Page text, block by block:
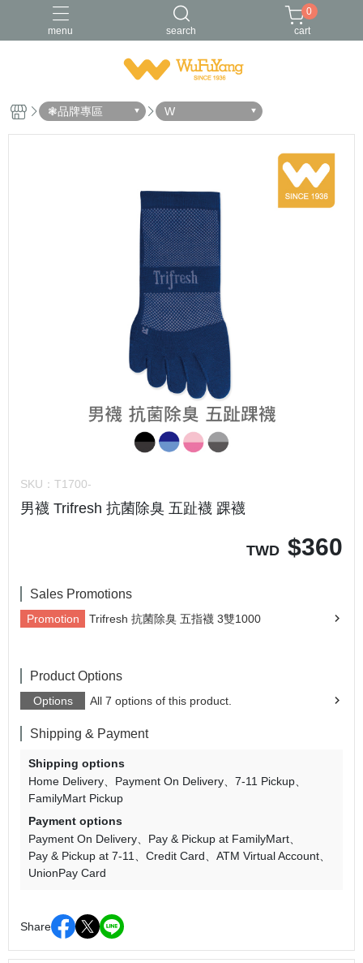
menu search
Trifresh W 金安德森 青少/女襪
0
cart
❃品牌專區 W
SKU： T1700-
男襪 Trifresh 抗菌除臭 五趾襪 踝襪
TWD $360
Sales Promotions
Promotion Trifresh 抗菌除臭 五指襪 3雙1000
Product Options
Options All 7 options of this product.
Shipping & Payment
Shipping options
Home Delivery
Payment On Delivery
7-11 Pickup
FamilyMart Pickup
Payment options
Payment On Delivery
Pay & Pickup at FamilyMart
Pay & Pickup at 7-11
Credit Card
ATM Virtual Account
UnionPay Card
Share